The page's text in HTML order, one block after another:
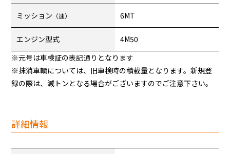
ミッション （速） 6MT
エンジン型式
4M50
※元号は車検証の表記通りとなります
※抹消車輌については、旧車検時の積載量となります。新規登
録の際は、減トンとなる場合がございますのでご注意下さい。
詳細情報